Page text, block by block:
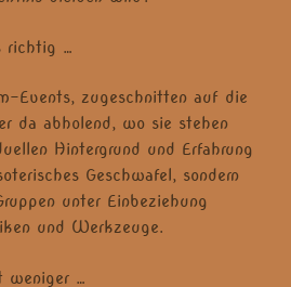
richtig …
Events, zugeschnitten auf die
da abholend, wo sie stehen
Hintergrund und Erfahrung
Geschwafel, sondern
unter Einbeziehung
und Werkzeuge.
weniger …